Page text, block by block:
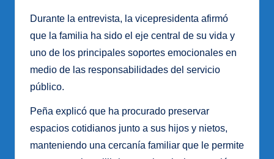
Durante la entrevista, la vicepresidenta afirmó
que la familia ha sido el eje central de su vida y
uno de los principales soportes emocionales en
medio de las responsabilidades del servicio
público.
Peña explicó que ha procurado preservar
espacios cotidianos junto a sus hijos y nietos,
manteniendo una cercanía familiar que le permite